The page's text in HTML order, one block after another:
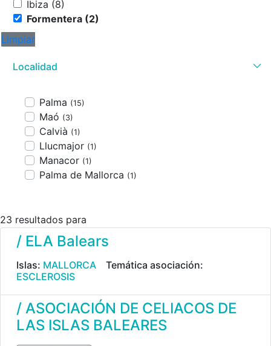
Ibiza (8)
Formentera (2)
Limpiar
Localidad
Palma (15)
Maó (3)
Calvià (1)
Llucmajor (1)
Manacor (1)
Palma de Mallorca (1)
23 resultados para
/ ELA Balears
Islas: MALLORCA
Temática asociación:
ESCLEROSIS
/ ASOCIACIÓN DE CELIACOS DE
LAS ISLAS BALEARES